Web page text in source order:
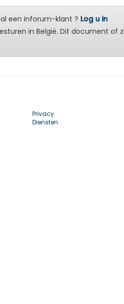
een inforum-klant ? Log u in
in België. Dit document
Privacy
Diensten